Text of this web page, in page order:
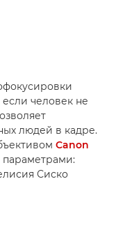
человек не
людей в кадре.
Canon
Сиско